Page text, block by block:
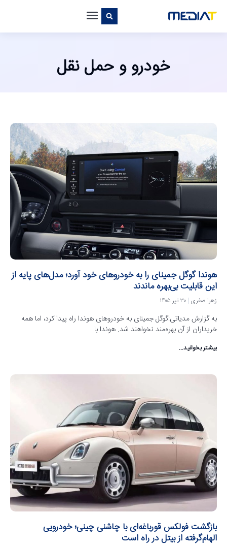
خودرو و حمل نقل
هوندا گوگل جمینای را به خودروهای خود آورد؛ مدل‌های پایه از
این قابلیت بی‌بهره ماندند
زهرا صفری ۳۰ تیر ۱۴۰۵
به گزارش مدیاتی:گوگل جمینای به خودروهای هوندا راه پیدا کرد، اما همه
خریداران از آن بهره‌مند نخواهند شد. هوندا با
بیشتر بخوانید...
بازگشت فولکس قورباغه‌ای با چاشنی چینی؛ خودرویی
الهام‌گرفته از بیتل در راه است